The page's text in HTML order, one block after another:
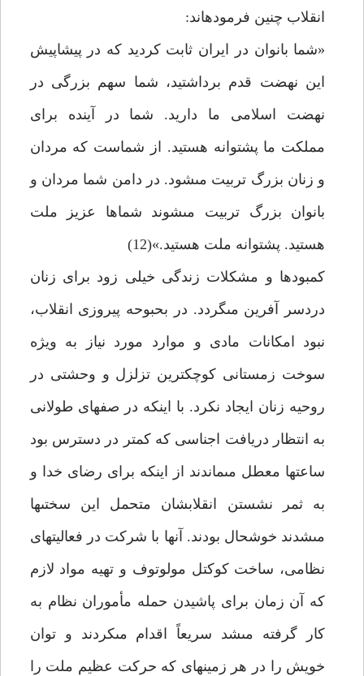
انقلاب چنين فرموده‏اند:
«شما بانوان در ايران ثابت كرديد كه در پيشاپيش
اين نهضت قدم برداشتيد، شما سهم بزرگى در
نهضت اسلامى ما داريد. شما در آينده براى
مملكت ما پشتوانه هستيد. از شماست كه مردان
و زنان بزرگ تربيت مى‏شود. در دامن شما مردان و
بانوان بزرگ تربيت مى‏شوند شماها عزيز ملت
هستيد. پشتوانه ملت هستيد.»(12)
كمبودها و مشكلات زندگى خيلى زود براى زنان
دردسر آفرين مى‏گردد. در بحبوحه پيروزى انقلاب،
نبود امكانات مادى و موارد مورد نياز به ويژه
سوخت زمستانى كوچكترين تزلزل و وحشتى در
روحيه زنان ايجاد نكرد. با اينكه در صف‏هاى طولانى
به انتظار دريافت اجناسى كه كمتر در دسترس بود
ساعت‏ها معطل مى‏ماندند از اينكه براى رضاى خدا و
به ثمر نشستن انقلابشان متحمل اين سختى‏ها
مى‏شدند خوشحال بودند. آنها با شركت در فعاليت‏هاى
نظامى، ساخت كوكتل مولوتوف و تهيه مواد لازم
كه آن زمان براى پاشيدن حمله مأموران نظام به
كار گرفته مى‏شد سريعاً اقدام مى‏كردند و توان
خويش را در هر زمينه‏اى كه حركت عظيم ملت را